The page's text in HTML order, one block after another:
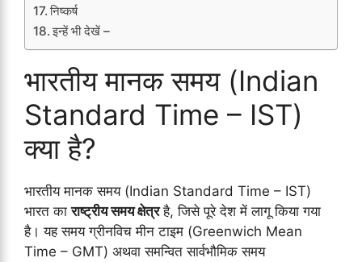
निष्कर्ष
इन्हें भी देखें –
भारतीय मानक समय (Indian
Standard Time – IST)
क्या है?
भारतीय मानक समय (Indian Standard Time – IST)
भारत काराष्ट्रीय समय क्षेत्रहै, जिसे पूरे देश में लागू किया गया
है। यह समय ग्रीनविच मीन टाइम (Greenwich Mean
Time – GMT) अथवा समन्वित सार्वभौमिक समय